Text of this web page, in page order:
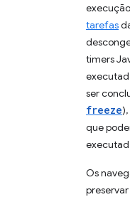
tarefas
timers
ser
freeze
que
Os
preservar